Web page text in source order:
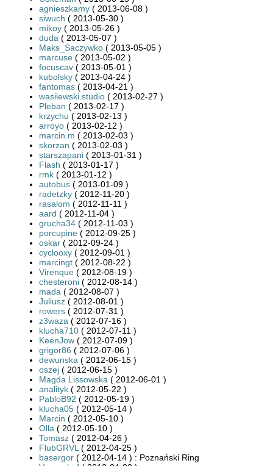
agnieszkamy ( 2013-06-08 )
siwuch ( 2013-05-30 )
mikoy ( 2013-05-26 )
duda ( 2013-05-07 )
Maks_Saczywko ( 2013-05-05 )
marcuse ( 2013-05-02 )
focuscav ( 2013-05-01 )
kubolsky ( 2013-04-24 )
fantomas ( 2013-04-21 )
wasilewski.studio ( 2013-02-27 )
Pleban ( 2013-02-17 )
krzychu ( 2013-02-13 )
arroyo ( 2013-02-12 )
marcin.m ( 2013-02-03 )
skorzan ( 2013-02-03 )
starszapani ( 2013-01-31 )
Flash ( 2013-01-17 )
rmk ( 2013-01-12 )
autobus ( 2013-01-09 )
radetzky ( 2012-11-20 )
rasalom ( 2012-11-11 )
aard ( 2012-11-04 )
grucha34 ( 2012-11-03 )
porcupine ( 2012-09-25 )
oskar ( 2012-09-24 )
cyclooxy ( 2012-09-01 )
marcingt ( 2012-08-22 )
Virenque ( 2012-08-19 )
chesteroni ( 2012-08-14 )
mada ( 2012-08-07 )
Juliusz ( 2012-08-01 )
rowers ( 2012-07-31 )
z3waza ( 2012-07-16 )
klucha710 ( 2012-07-11 )
KeenJow ( 2012-07-09 )
grigor86 ( 2012-07-06 )
dewunska ( 2012-06-15 )
oszej ( 2012-06-15 )
Magda Lissowska ( 2012-06-01 )
analityk ( 2012-05-22 )
PabloB92 ( 2012-05-19 )
klucha05 ( 2012-05-14 )
Marcin ( 2012-05-10 )
Olla ( 2012-05-10 )
Tomasz ( 2012-04-26 )
FlubGRVL ( 2012-04-25 )
basergor ( 2012-04-14 ) : Poznański Ring